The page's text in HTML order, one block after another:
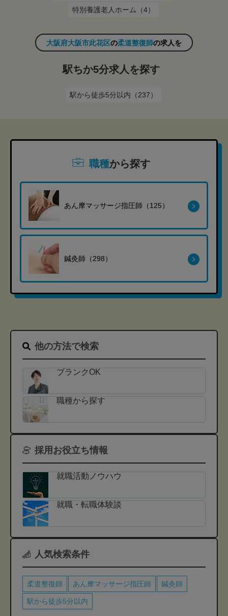
特別養護老人ホーム（4）
大阪府大阪市此花区の柔道整復師の求人を
駅ちか5分求人を探す
駅から徒歩5分以内（237）
職種から探す
あん摩マッサージ指圧師（125）
鍼灸師（298）
他の方法で検索
ブランクOK
職種から探す
採用お役立ち情報
就職活動ノウハウ
就職・転職体験談
人気検索条件
柔道整復師 あん摩マッサージ指圧師 鍼灸師
駅から徒歩5分以内